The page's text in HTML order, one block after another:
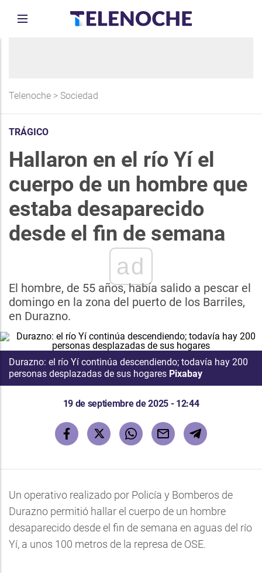
Telenoche > Sociedad
TRÁGICO
Hallaron en el río Yí el
cuerpo de un hombre que
estaba desaparecido
desde el fin de semana
ad
El hombre, de 55 años, había salido a pescar el
domingo en la zona del puerto de los Barriles,
en Durazno.
Durazno: el río Yí continúa descendiendo; todavía hay 200
personas desplazadas de sus hogares Pixabay
19 de septiembre de 2025 - 12:44
Un operativo realizado por Policía y Bomberos de
Durazno permitió hallar el cuerpo de un hombre
desaparecido desde el fin de semana en aguas del río
Yí, a unos 100 metros de la represa de OSE.